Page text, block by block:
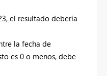
el resultado debería
la fecha de
es 0 o menos, debe